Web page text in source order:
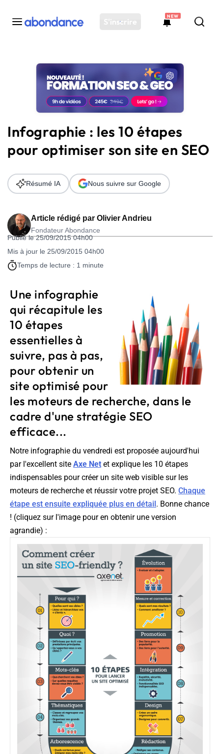
S'inscrire
NEW
Toutes les actus
Actus SEO
Plateforme
Solutions
Ressources
Audit SEO
Infographie : les 10 étapes
pour optimiser son site en SEO
Article rédigé par Olivier Andrieu
Fondateur Abondance
Publié le 25/09/2015 04h00
Mis à jour le 25/09/2015 04h00
Temps de lecture : 1 minute
Résumé IA Nous suivre sur Google
Une infographie
qui récapitule les
10 étapes
essentielles à
suivre, pas à pas,
pour obtenir un
site optimisé pour
les moteurs de recherche, dans le
cadre d'une stratégie SEO
efficace...
Notre infographie du vendredi est proposée aujourd'hui
par l'excellent site Axe Net et explique les 10 étapes
indispensables pour créer un site web visible sur les
moteurs de recherche et réussir votre projet SEO. Chaque
étape est ensuite expliquée plus en détail . Bonne chance
! (cliquez sur l'image pour en obtenir une version
agrandie) :